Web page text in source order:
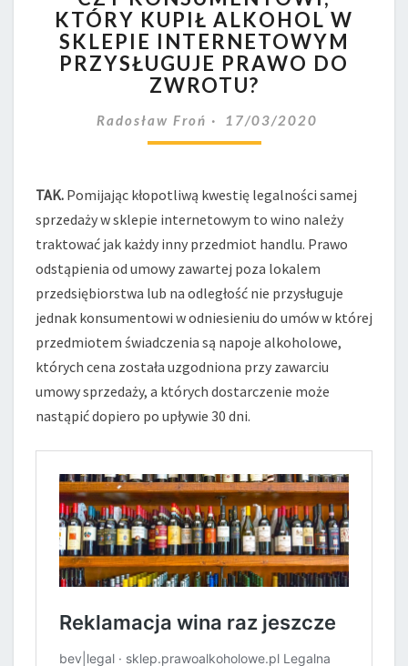
KTÓRY
KUPIŁ
ALKOHOL
W
SKLEPIE
INTERNETOWYM
PRZYSŁUGUJE
ZWROTU?
KTÓRY KUPIŁ ALKOHOL W
SKLEPIE INTERNETOWYM
PRZYSŁUGUJE PRAWO DO
ZWROTU?
Radosław Froń 17/03/2020
TAK. Pomijając kłopotliwą kwestię legalności samej
sprzedaży w sklepie internetowym to wino należy
traktować jak każdy inny przedmiot handlu. Prawo
odstąpienia od umowy zawartej poza lokalem
przedsiębiorstwa lub na odległość nie przysługuje
jednak konsumentowi w odniesieniu do umów w której
przedmiotem świadczenia są napoje alkoholowe,
których cena została uzgodniona przy zawarciu
umowy sprzedaży, a których dostarczenie może
nastąpić dopiero po upływie 30 dni.